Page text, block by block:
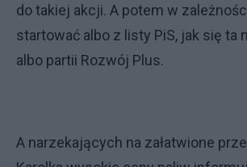
do takiej akcji. A potem w
startować albo z listy PiS, jak się ta
albo partii Rozwój Plus.
A narzekających na załatwione